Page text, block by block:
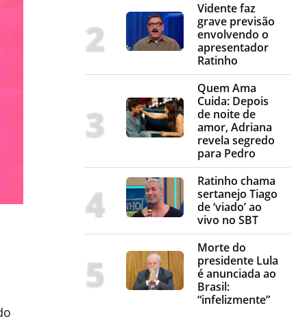
Vidente faz
grave previsão
envolvendo o
apresentador
Ratinho
Quem Ama
Cuida: Depois
de noite de
amor, Adriana
revela segredo
para Pedro
Ratinho chama
sertanejo Tiago
de ‘viado’ ao
vivo no SBT
Morte do
presidente Lula
é anunciada ao
Brasil:
“infelizmente”